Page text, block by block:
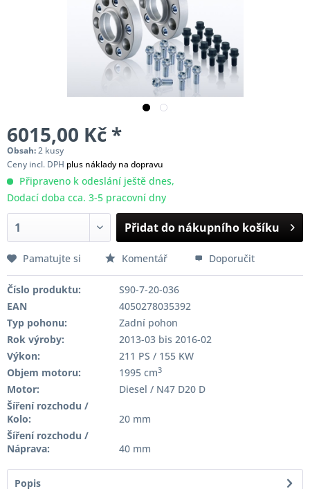
6015,00 Kč *
Obsah:2 kusy
Ceny incl. DPH plus náklady na dopravu
Připraveno k odeslání ještě dnes,
Dodací doba cca. 3-5 pracovní dny
Přidat do nákupního košíku
Pamatujte si Komentář Doporučit
Číslo produktu:
S90-7-20-036
EAN
4050278035392
Typ pohonu:
Zadní pohon
Rok výroby:
2013-03 bis 2016-02
Výkon:
211 PS / 155 KW
Objem motoru:
1995 cm3
Motor:
Diesel / N47 D20 D
Šíření rozchodu /
Kolo:
20 mm
Šíření rozchodu /
Náprava:
40 mm
Popis